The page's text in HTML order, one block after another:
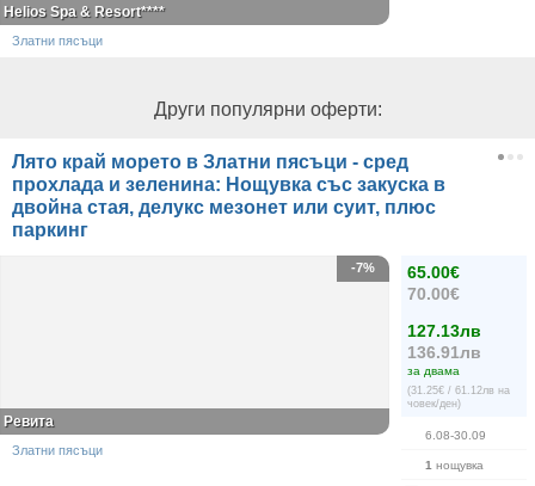
Helios Spa & Resort****
Златни пясъци
Други популярни оферти:
Лято край морето в Златни пясъци - сред
прохлада и зеленина: Нощувка със закуска в
двойна стая, делукс мезонет или суит, плюс
паркинг
65.00€
70.00€
127.13лв
136.91лв
за двама
(31.25€ / 61.12лв на
човек/ден)
6.08-30.09
1 нощувка
-7%
Ревита
Златни пясъци